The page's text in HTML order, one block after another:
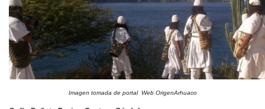
Imagen tomada de portal Web OrigenArhuaco